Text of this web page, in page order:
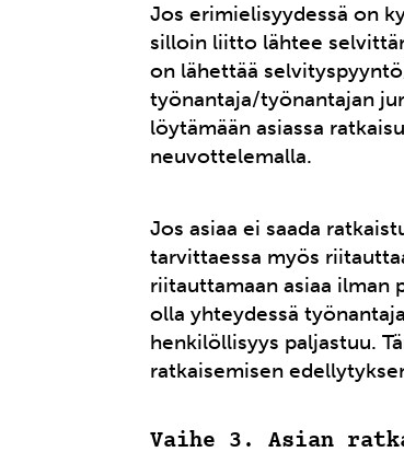
Jos erimielisyydessä on
silloin liitto lähtee
on lähettää
työnantaja/työnantajan
löytämään asiassa
neuvottelemalla.
Jos asiaa ei saada
tarvittaessa myös
riitauttamaan asiaa ilman
olla yhteydessä
henkilöllisyys paljastuu.
ratkaisemisen
Vaihe 3. Asian